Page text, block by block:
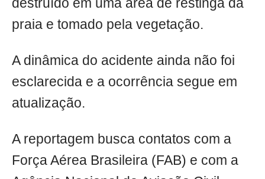
destruído em uma área de restinga da
praia e tomado pela vegetação.
A dinâmica do acidente ainda não foi
esclarecida e a ocorrência segue em
atualização.
A reportagem busca contatos com a
Força Aérea Brasileira (FAB) e com a